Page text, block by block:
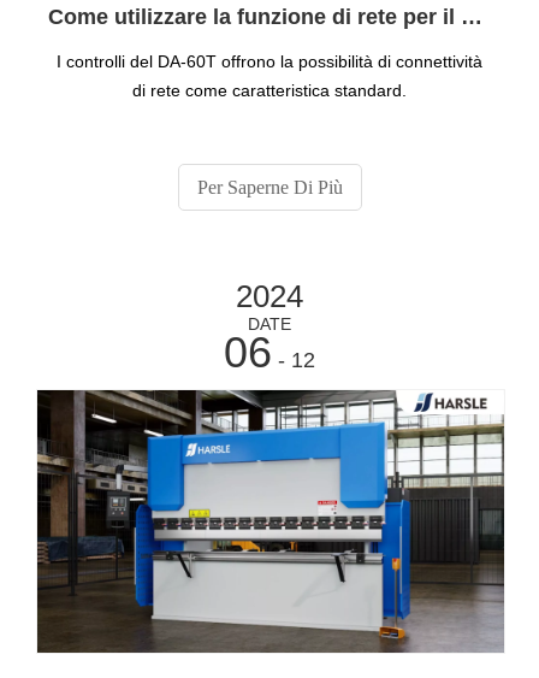
Come utilizzare la funzione di rete per il controller Delem
I controlli del DA-60T offrono la possibilità di connettività
di rete come caratteristica standard.
Per Saperne Di Più
2024
DATE
06 - 12